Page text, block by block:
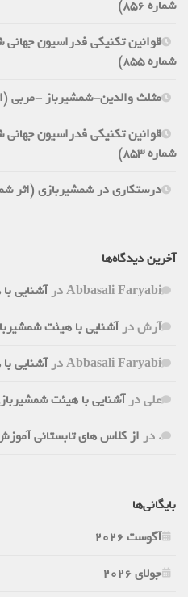
شماره 856)
شماره 855)
مثلث والدین-شمشیرباز -مربی (اثر
شماره 853)
درستکاری در شمشیربازی (اثر شماره
آخرین دیدگاه‌ها
Abbasali Faryabiدرآشنایی
آرشدرآشنایی با هیئت
Abbasali Faryabiدرآشنایی
علیدرآشنایی با هیئت
. در از کلاس های تابستانی
بایگانی‌ها
آگوست 2026
جولای 2026